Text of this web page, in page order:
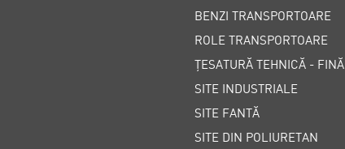
BENZI TRANSPORTOARE
ROLE TRANSPORTOARE
ȚESATURĂ TEHNICĂ - FINĂ
SITE INDUSTRIALE
SITE FANTĂ
SITE DIN POLIURETAN